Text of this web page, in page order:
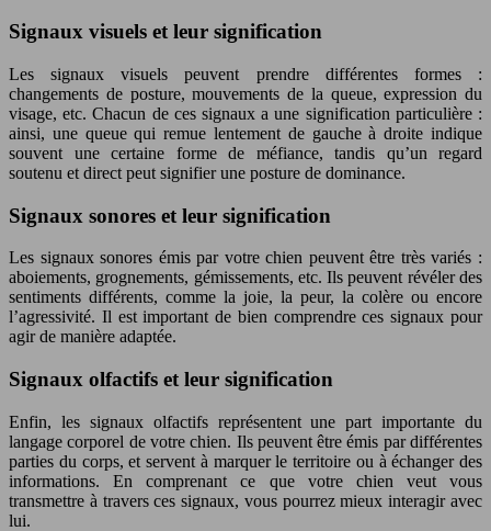
Signaux visuels et leur signification
Les signaux visuels peuvent prendre différentes formes :
changements de posture, mouvements de la queue, expression du
visage, etc. Chacun de ces signaux a une signification particulière :
ainsi, une queue qui remue lentement de gauche à droite indique
souvent une certaine forme de méfiance, tandis qu’un regard
soutenu et direct peut signifier une posture de dominance.
Signaux sonores et leur signification
Les signaux sonores émis par votre chien peuvent être très variés :
aboiements, grognements, gémissements, etc. Ils peuvent révéler des
sentiments différents, comme la joie, la peur, la colère ou encore
l’agressivité. Il est important de bien comprendre ces signaux pour
agir de manière adaptée.
Signaux olfactifs et leur signification
Enfin, les signaux olfactifs représentent une part importante du
langage corporel de votre chien. Ils peuvent être émis par différentes
parties du corps, et servent à marquer le territoire ou à échanger des
informations. En comprenant ce que votre chien veut vous
transmettre à travers ces signaux, vous pourrez mieux interagir avec
lui.